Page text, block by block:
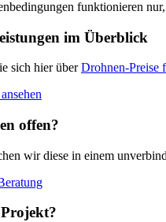
funktionieren
im Überblick
sich hier überDrohnen-Preise
offen?
wir diese in einem